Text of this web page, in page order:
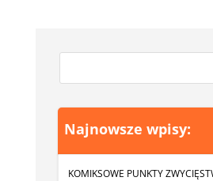
Najnowsze wpisy:
KOMIKSOWE PUNKTY